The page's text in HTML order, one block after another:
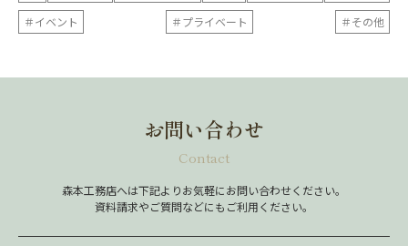
＃イベント
＃プライベート ＃その他
お問い合わせ
Contact
森本工務店へは下記よりお気軽にお問い合わせください。
資料請求やご質問などにもご利用ください。